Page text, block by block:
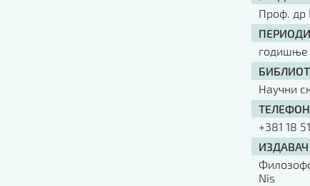
Проф. др
Научни
ТЕЛЕФОН
+381 18
ИЗДАВАЧ
Nis